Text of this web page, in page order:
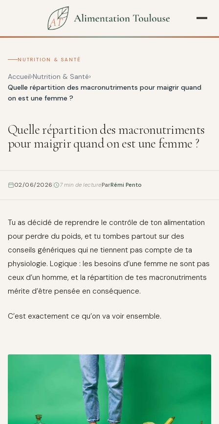
NUTRITION & SANTÉ
Accueil Nutrition & Santé
Quelle répartition des macronutriments pour maigrir quand
on est une femme ?
Quelle répartition des macronutriments
pour maigrir quand on est une femme ?
02/06/2026 7 min de lectureParRémi Pento
Tu as décidé de reprendre le contrôle de ton alimentation
pour perdre du poids, et tu tombes partout sur des
conseils génériques qui ne tiennent pas compte de ta
physiologie. Logique : les besoins d’une femme ne sont pas
ceux d’un homme, et la répartition de tes macronutriments
mérite d’être pensée en conséquence.
C’est exactement ce qu’on va voir ensemble.